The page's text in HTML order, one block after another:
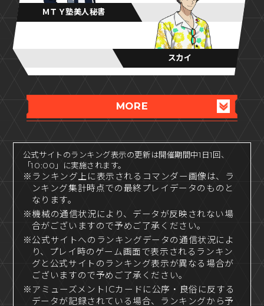
ＭＴＹ塾美人秘書
スカイ
MORE
公式サイトのランキング表示の更新は開催期間中1日1回、
「10:00」に実施されます。
※ランキング上に表示されるコマンダー画像は、ラ
ンキング集計時点での最終プレイデータのものと
なります。
※機械の通信状況により、データが反映されない場
合がございますので予めご了承ください。
※公式サイトへのランキングデータの通信状況によ
り、プレイ時のゲーム画面で表示されるランキン
グと公式サイトのランキング表示が異なる場合が
ございますので予めご了承ください。
※アミューズメントICカードに公序・良俗に反する
データが記録されている場合、ランキングから予